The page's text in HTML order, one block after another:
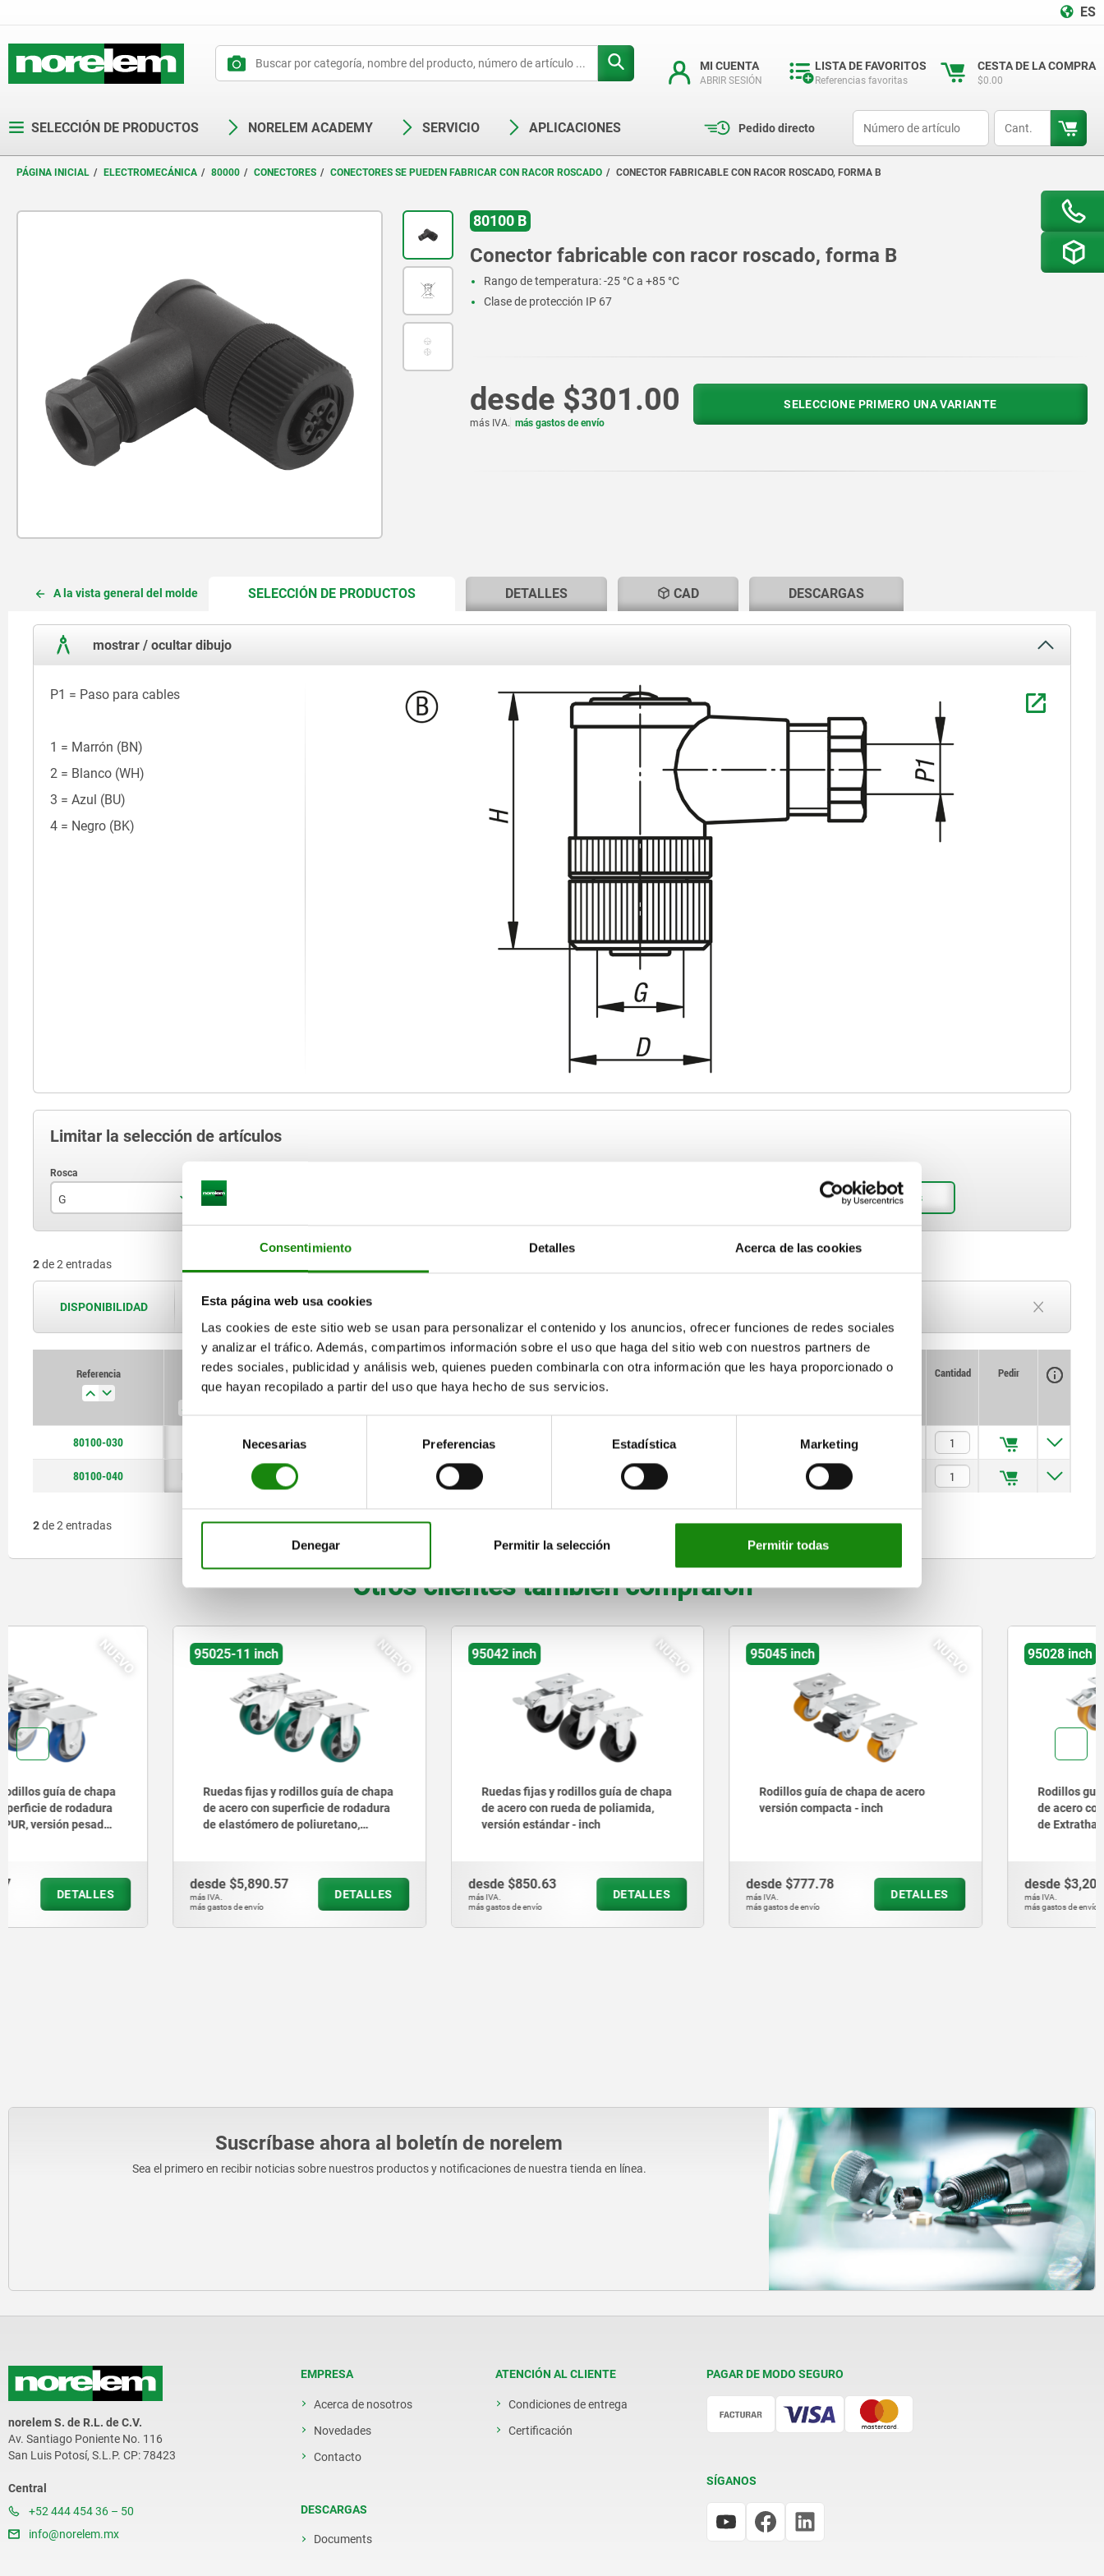
Consentimiento Detalles Acerca de las cookies
Esta página web usa cookies
Las cookies de este sitio web se usan para personalizar el contenido y los anuncios, ofrecer funciones de redes sociales
y analizar el tráfico. Además, compartimos información sobre el uso que haga del sitio web con nuestros partners de
redes sociales, publicidad y análisis web, quienes pueden combinarla con otra información que les haya proporcionado o
que hayan recopilado a partir del uso que haya hecho de sus servicios.
Selección
consentimiento
Necesarias Preferencias Estadística Marketing
Denegar Permitir la selección Permitir todas
ES
MI CUENTA
ABRIR SESIÓN
LISTA DE FAVORITOS
Referencias favoritas
CESTA DE LA COMPRA
$0.00
SELECCIÓN DE PRODUCTOS NORELEM ACADEMY SERVICIO APLICACIONES Pedido directo
PÁGINA INICIAL ELECTROMECÁNICA 80000 CONECTORES CONECTORES SE PUEDEN FABRICAR CON RACOR ROSCADO CONECTOR FABRICABLE CON RACOR ROSCADO, FORMA B
80100 B
Conector fabricable con racor roscado, forma B
Rango de temperatura: -25 °C a +85 °C
Clase de protección IP 67
desde $301.00
más IVA. más gastos de envío
SELECCIONE PRIMERO UNA VARIANTE
A la vista general del molde SELECCIÓN DE PRODUCTOSCURRENT
CURRENT
DETALLES CAD DESCARGAS
mostrar / ocultar dibujo
P1 = Paso para cables
1 = Marrón (BN)
2 = Blanco (WH)
3 = Azul (BU)
4 = Negro (BK)
Limitar la selección de artículos
G
M8x1
M12x1
Forma
2de 2 entradas
DISPONIBILIDAD Las disponibilidades se actualizan varias veces al día a intervalos regulares.
Referencia
Forma D H P1 Tipo de conexión
CAD
Disponibilidad
Cantidad Pedir
80100-030 B 3,5 - 5 0,25
80100-040 4 - 6 0,75
2de 2 entradas
Otros clientes también compraron
NUEVO
95025-11 inch
Ruedas fijas y rodillos guía de chapa
de acero con superficie de rodadura
de elastómero de poliuretano,
desde
más IVA.
más gastos de envío
DETALLES
NUEVO
Ruedas fijas y rodillos guía de chapa
de acero con rueda de poliamida,
versión estándar - inch
desde
más IVA.
más gastos de envío
DETALLES
NUEVO
Rodillos guía de chapa de acero
versión compacta - inch
desde
más IVA.
más gastos de envío
DETALLES
NUEVO
Rodillos guía y ruedas fijas de chapa
de acero con superficie de rodadura
de Extrathane, versión resistente -
desde
más IVA.
más gastos de envío
DETALLES
Suscríbase ahora al boletín de norelem
Sea el primero en recibir noticias sobre nuestros productos y notificaciones de nuestra tienda en línea.
norelem S. de R.L. de C.V.
Av. Santiago Poniente No. 116
San Luis Potosí, S.L.P. CP: 78423
Central
+52 444 454 36 – 50
info@norelem.mx
EMPRESA
Acerca de nosotros
Novedades
Contacto
DESCARGAS
Documents
ATENCIÓN AL CLIENTE
Condiciones de entrega
Certificación
PAGAR DE MODO SEGURO
SÍGANOS